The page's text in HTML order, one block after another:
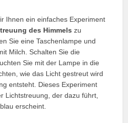
Ihnen ein einfaches Experiment
des Himmels zu
Sie eine Taschenlampe und
Milch. Schalten Sie die
Sie mit der Lampe in die
wie das Licht gestreut wird
entsteht. Dieses Experiment
Lichtstreuung, der dazu führt,
erscheint.